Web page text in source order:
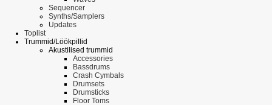
Sequencer
Synths/Samplers
Updates
Toplist
Trummid/Löökpillid
Akustilised trummid
Accessories
Bassdrums
Crash Cymbals
Drumsets
Drumsticks
Floor Toms